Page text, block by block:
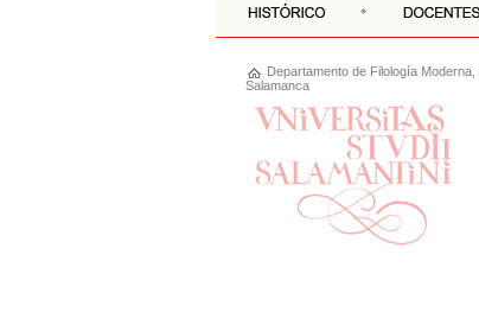
Departamento de Filología Moderna
Salamanca